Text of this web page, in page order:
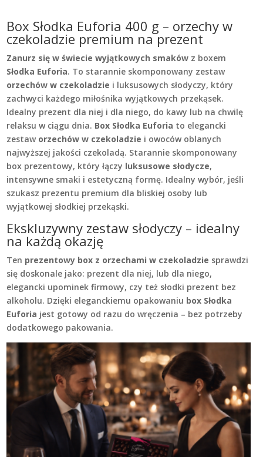
Box Słodka Euforia 400 g – orzechy w
czekoladzie premium na prezent
Zanurz się w świecie wyjątkowych smaków z boxem
Słodka Euforia. To starannie skomponowany zestaw
orzechów w czekoladzie i luksusowych słodyczy, który
zachwyci każdego miłośnika wyjątkowych przekąsek.
Idealny prezent dla niej i dla niego, do kawy lub na chwilę
relaksu w ciągu dnia. Box Słodka Euforia to elegancki
zestaw orzechów w czekoladzie i owoców oblanych
najwyższej jakości czekoladą. Starannie skomponowany
box prezentowy, który łączy luksusowe słodycze,
intensywne smaki i estetyczną formę. Idealny wybór, jeśli
szukasz prezentu premium dla bliskiej osoby lub
wyjątkowej słodkiej przekąski.
Ekskluzywny zestaw słodyczy – idealny
na każdą okazję
Ten prezentowy box z orzechami w czekoladzie sprawdzi
się doskonale jako: prezent dla niej, lub dla niego,
elegancki upominek firmowy, czy też słodki prezent bez
alkoholu. Dzięki eleganckiemu opakowaniu box Słodka
Euforia jest gotowy od razu do wręczenia – bez potrzeby
dodatkowego pakowania.